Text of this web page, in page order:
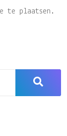
te plaatsen.